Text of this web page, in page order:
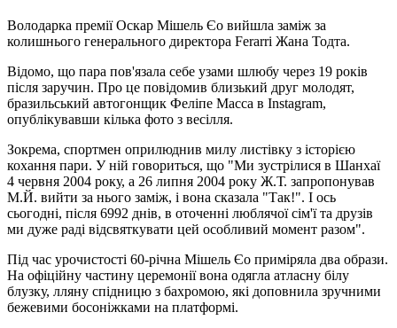
Володарка премії Оскар Мішель Єо вийшла заміж за
колишнього генерального директора Ferarri Жана Тодта.
Відомо, що пара пов'язала себе узами шлюбу через 19 років
після заручин. Про це повідомив близький друг молодят,
бразильський автогонщик Феліпе Масса в Instagram,
опублікувавши кілька фото з весілля.
Зокрема, спортмен оприлюднив милу листівку з історією
кохання пари. У ній говориться, що "Ми зустрілися в Шанхаї
4 червня 2004 року, а 26 липня 2004 року Ж.Т. запропонував
М.Й. вийти за нього заміж, і вона сказала "Так!". І ось
сьогодні, після 6992 днів, в оточенні люблячої сім'ї та друзів
ми дуже раді відсвяткувати цей особливий момент разом".
Під час урочистості 60-річна Мішель Єо приміряла два образи.
На офіційну частину церемонії вона одягла атласну білу
блузку, лляну спідницю з бахромою, які доповнила зручними
бежевими босоніжками на платформі.